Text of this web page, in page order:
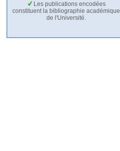
Les publications encodées
constituent la bibliographie académique
de l'Université.